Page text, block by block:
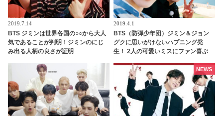
2019.7.14
BTS ジミンは世界各国の○○から大人
気であることが判明！ジミンのにじ
み出る人柄の良さが証明
2019.4.1
BTS（防弾少年団）ジミン＆ジョン
グクに思いがけないハプニング発
生！ 2人の可愛いミスにファン喜ぶ
NEWS